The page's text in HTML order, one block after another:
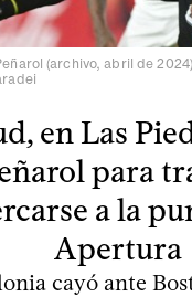
(archivo, abril de
en Las
para
a la
Apertura
cayó ante